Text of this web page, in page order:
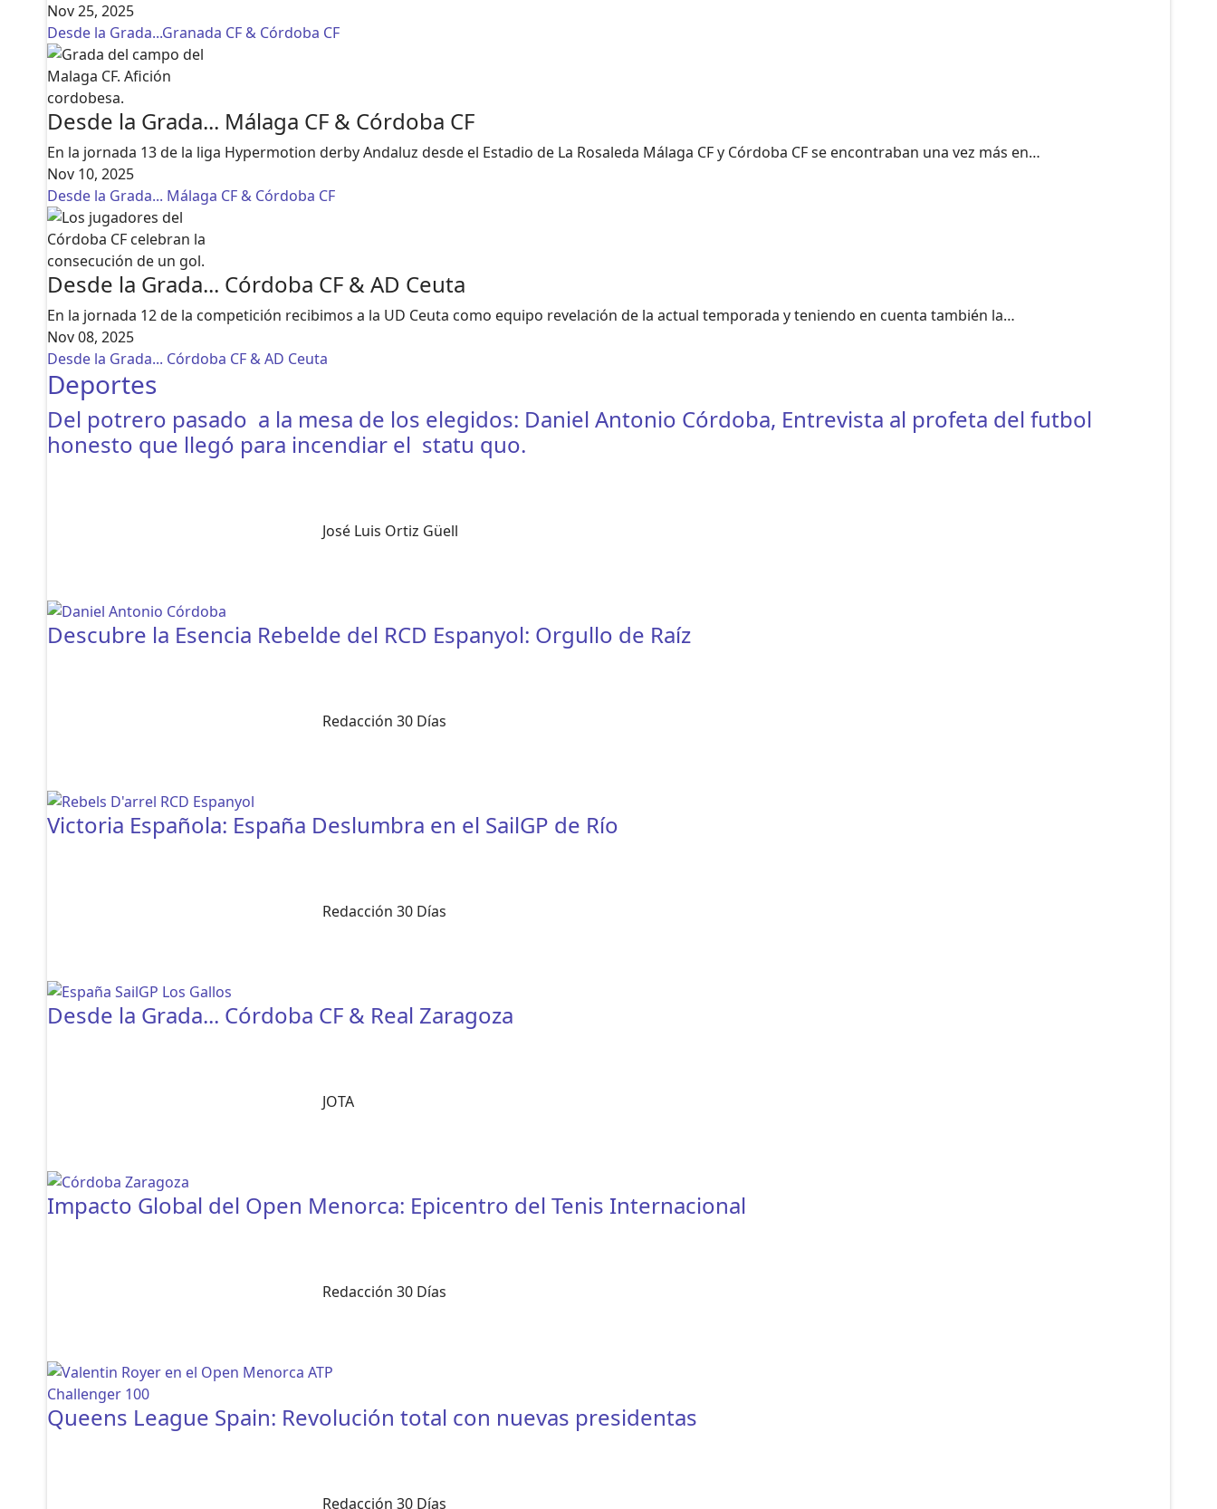
Nov 25, 2025
Desde la Grada...Granada CF & Córdoba CF
Desde la Grada... Málaga CF & Córdoba CF
En la jornada 13 de la liga Hypermotion derby Andaluz desde el Estadio de La Rosaleda Málaga CF y Córdoba CF se encontraban una vez más en…
Nov 10, 2025
Desde la Grada... Málaga CF & Córdoba CF
Desde la Grada... Córdoba CF & AD Ceuta
En la jornada 12 de la competición recibimos a la UD Ceuta como equipo revelación de la actual temporada y teniendo en cuenta también la…
Nov 08, 2025
Desde la Grada... Córdoba CF & AD Ceuta
Deportes
Del potrero pasado a la mesa de los elegidos: Daniel Antonio Córdoba, Entrevista al profeta del futbol
honesto que llegó para incendiar el statu quo.
José Luis Ortiz Güell
Descubre la Esencia Rebelde del RCD Espanyol: Orgullo de Raíz
Redacción 30 Días
Victoria Española: España Deslumbra en el SailGP de Río
Redacción 30 Días
Desde la Grada... Córdoba CF & Real Zaragoza
JOTA
Impacto Global del Open Menorca: Epicentro del Tenis Internacional
Redacción 30 Días
Queens League Spain: Revolución total con nuevas presidentas
Redacción 30 Días